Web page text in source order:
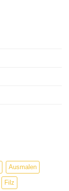
Ausmalen
Filz